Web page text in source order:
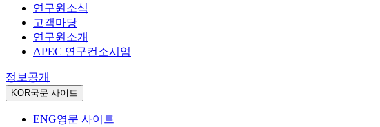
연구원소식
고객마당
연구원소개
APEC 연구컨소시엄
정보공개
KOR국문 사이트
ENG영문 사이트